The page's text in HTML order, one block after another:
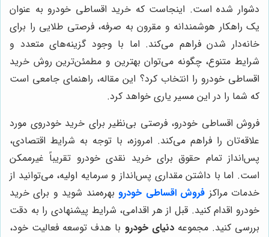
دشوار شده است. اینجاست که خرید اقساطی خودرو به عنوان
یک راهکار هوشمندانه و مقرون به صرفه، فرصتی طلایی را برای
خانه‌دار شدن فراهم می‌کند. اما با وجود گزینه‌های متعدد و
شرایط متنوع، چگونه می‌توان بهترین و مطمئن‌ترین روش خرید
اقساطی خودرو را انتخاب کرد؟ این مقاله، راهنمای جامعی است
که شما را در این مسیر یاری خواهد کرد.
فروش اقساطی خودرو، فرصتی بی‌نظیر برای خرید خودروی مورد
علاقه‌تان را فراهم می‌کند. امروزه، با توجه به شرایط اقتصادی،
پس‌انداز تمام حقوق برای خرید نقدی خودرو تقریباً غیرممکن
است. اما با داشتن مقداری پس‌انداز و سرمایه اولیه، می‌توانید از
خدمات مراکز فروش اقساطی خودروبهره‌مند شوید و برای خرید
خودرو اقدام کنید. قبل از هر اقدامی، شرایط پیشنهادی را به دقت
بررسی کنید. مجموعهدنیای خودرو با هدف توسعه فعالیت خود،